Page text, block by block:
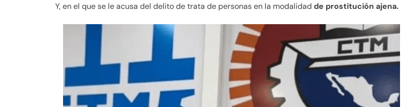
Y, en el que se le acusa del delito de trata de personas en la modalidad de prostitución ajena.